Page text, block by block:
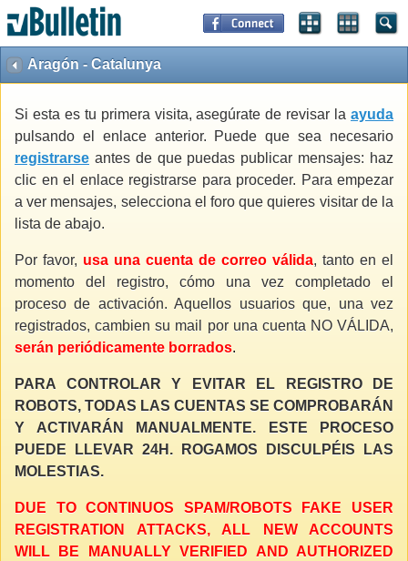
Aragón - Catalunya
Si esta es tu primera visita, asegúrate de revisar la ayuda
pulsando el enlace anterior. Puede que sea necesario
registrarse antes de que puedas publicar mensajes: haz
clic en el enlace registrarse para proceder. Para empezar
a ver mensajes, selecciona el foro que quieres visitar de la
lista de abajo.
Por favor, usa una cuenta de correo válida, tanto en el
momento del registro, cómo una vez completado el
proceso de activación. Aquellos usuarios que, una vez
registrados, cambien su mail por una cuenta NO VÁLIDA,
serán periódicamente borrados.
PARA CONTROLAR Y EVITAR EL REGISTRO DE
ROBOTS, TODAS LAS CUENTAS SE COMPROBARÁN
Y ACTIVARÁN MANUALMENTE. ESTE PROCESO
PUEDE LLEVAR 24H. ROGAMOS DISCULPÉIS LAS
MOLESTIAS.
DUE TO CONTINUOS SPAM/ROBOTS FAKE USER
REGISTRATION ATTACKS, ALL NEW ACCOUNTS
WILL BE MANUALLY VERIFIED AND AUTHORIZED